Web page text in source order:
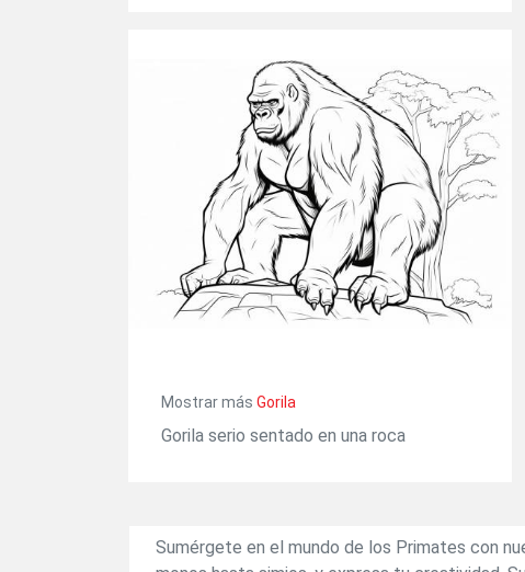
Mostrar más Gorila
Gorila serio sentado en una roca
Sumérgete en el mundo de los Primates con